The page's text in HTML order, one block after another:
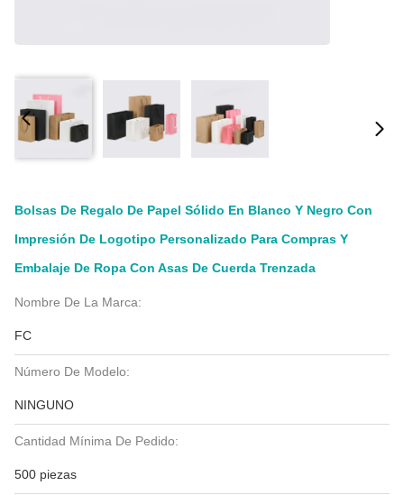
Bolsas De Regalo De Papel Sólido En Blanco Y Negro Con
Impresión De Logotipo Personalizado Para Compras Y
Embalaje De Ropa Con Asas De Cuerda Trenzada
Nombre De La Marca:
FC
Número De Modelo:
NINGUNO
Cantidad Mínima De Pedido:
500 piezas